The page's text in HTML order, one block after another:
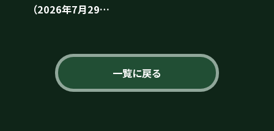
（2026年7月29
一覧に戻る